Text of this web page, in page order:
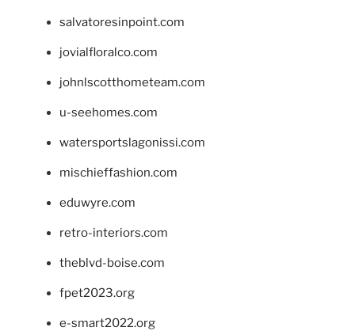
salvatoresinpoint.com
jovialfloralco.com
johnlscotthometeam.com
u-seehomes.com
watersportslagonissi.com
mischieffashion.com
eduwyre.com
retro-interiors.com
theblvd-boise.com
fpet2023.org
e-smart2022.org